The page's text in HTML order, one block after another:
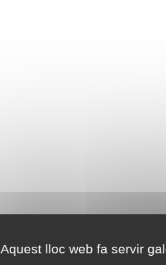
Aquest lloc web fa servir